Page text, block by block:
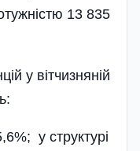
13 835
у вітчизняній
у структурі